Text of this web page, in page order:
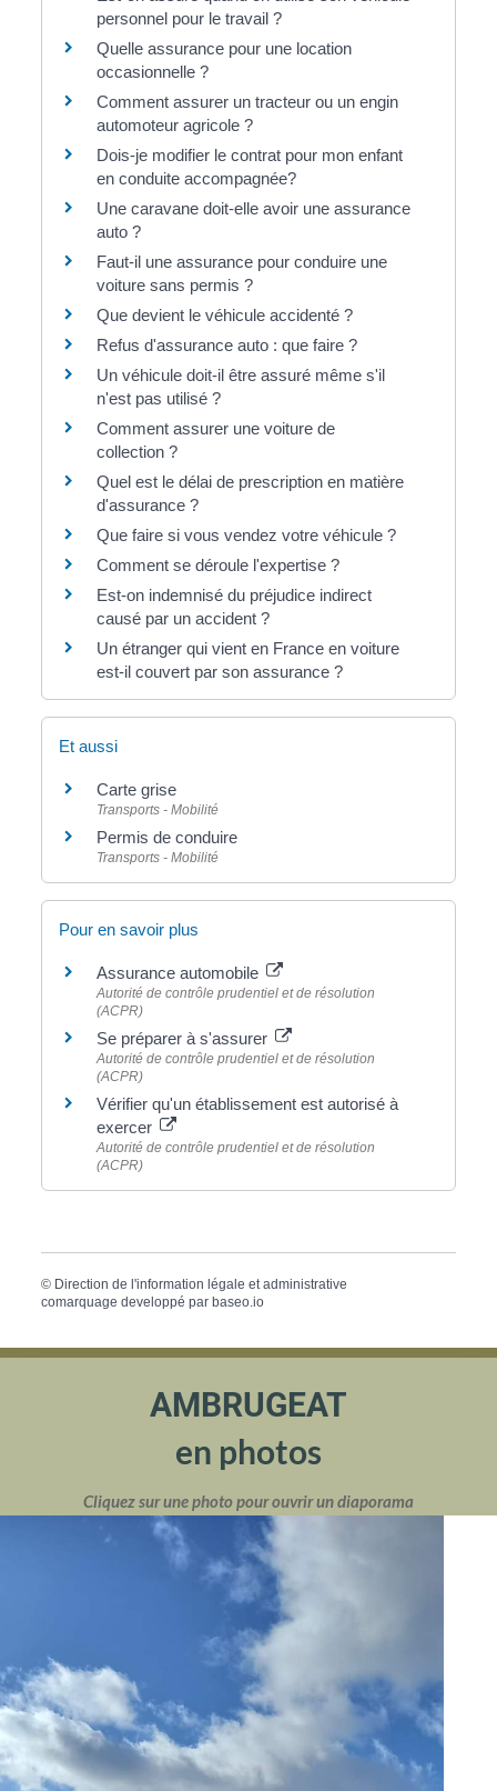
personnel pour le travail ?
Quelle assurance pour une location
occasionnelle ?
Comment assurer un tracteur ou un engin
automoteur agricole ?
Dois-je modifier le contrat pour mon enfant
en conduite accompagnée?
Une caravane doit-elle avoir une assurance
auto ?
Faut-il une assurance pour conduire une
voiture sans permis ?
Que devient le véhicule accidenté ?
Refus d'assurance auto : que faire ?
Un véhicule doit-il être assuré même s'il
n'est pas utilisé ?
Comment assurer une voiture de
collection ?
Quel est le délai de prescription en matière
d'assurance ?
Que faire si vous vendez votre véhicule ?
Comment se déroule l'expertise ?
Est-on indemnisé du préjudice indirect
causé par un accident ?
Un étranger qui vient en France en voiture
est-il couvert par son assurance ?
Et aussi
Carte grise
Transports - Mobilité
Permis de conduire
Transports - Mobilité
Pour en savoir plus
Assurance automobile
Autorité de contrôle prudentiel et de résolution
(ACPR)
Se préparer à s'assurer
Autorité de contrôle prudentiel et de résolution
(ACPR)
Vérifier qu'un établissement est autorisé à
exercer
Autorité de contrôle prudentiel et de résolution
(ACPR)
© Direction de l'information légale et administrative
comarquage developpé par baseo.io
AMBRUGEAT
en photos
Cliquez sur une photo pour ouvrir un diaporama